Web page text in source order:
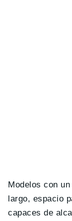
Modelos con
largo, espacio
capaces de